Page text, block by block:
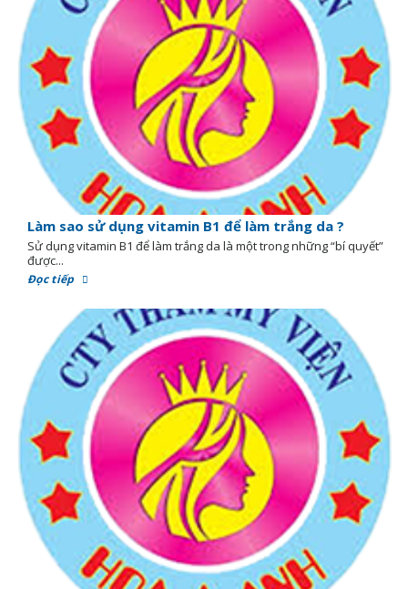
Làm sao sử dụng vitamin B1 để làm trắng da ?
Sử dụng vitamin B1 để làm trắng da là một trong những “bí quyết”
được...
Đọc tiếp